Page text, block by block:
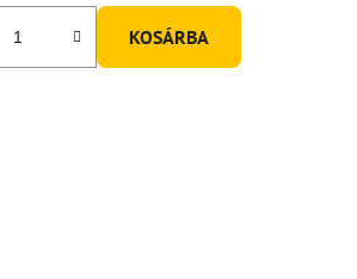
5-
KOSÁRBA